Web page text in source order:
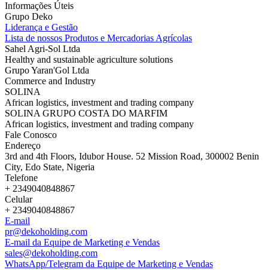
Informações Úteis
Grupo Deko
Liderança e Gestão
Lista de nossos Produtos e Mercadorias Agrícolas
Sahel Agri-Sol Ltda
Healthy and sustainable agriculture solutions
Grupo Yaran'Gol Ltda
Commerce and Industry
SOLINA
African logistics, investment and trading company
SOLINA GRUPO COSTA DO MARFIM
African logistics, investment and trading company
Fale Conosco
Endereço
3rd and 4th Floors, Idubor House. 52 Mission Road, 300002 Benin
City, Edo State, Nigeria
Telefone
+ 2349040848867
Celular
+ 2349040848867
E-mail
pr@dekoholding.com
E-mail da Equipe de Marketing e Vendas
sales@dekoholding.com
WhatsApp/Telegram da Equipe de Marketing e Vendas